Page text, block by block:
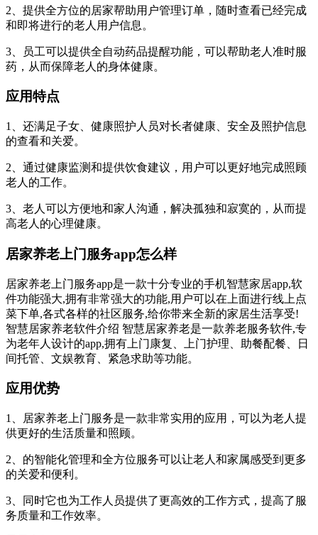
2、提供全方位的居家帮助用户管理订单，随时查看已经完成
和即将进行的老人用户信息。
3、员工可以提供全自动药品提醒功能，可以帮助老人准时服
药，从而保障老人的身体健康。
应用特点
1、还满足子女、健康照护人员对长者健康、安全及照护信息
的查看和关爱。
2、通过健康监测和提供饮食建议，用户可以更好地完成照顾
老人的工作。
3、老人可以方便地和家人沟通，解决孤独和寂寞的，从而提
高老人的心理健康。
居家养老上门服务app怎么样
居家养老上门服务app是一款十分专业的手机智慧家居app,软
件功能强大,拥有非常强大的功能,用户可以在上面进行线上点
菜下单,各式各样的社区服务,给你带来全新的家居生活享受!
智慧居家养老软件介绍 智慧居家养老是一款养老服务软件,专
为老年人设计的app,拥有上门康复、上门护理、助餐配餐、日
间托管、文娱教育、紧急求助等功能。
应用优势
1、居家养老上门服务是一款非常实用的应用，可以为老人提
供更好的生活质量和照顾。
2、的智能化管理和全方位服务可以让老人和家属感受到更多
的关爱和便利。
3、同时它也为工作人员提供了更高效的工作方式，提高了服
务质量和工作效率。